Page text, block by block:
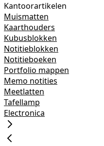
Kantoorartikelen
Muismatten
Kaarthouders
Kubusblokken
Notitieblokken
Notitieboeken
Portfolio mappen
Memo notities
Meetlatten
Tafellamp
Electronica